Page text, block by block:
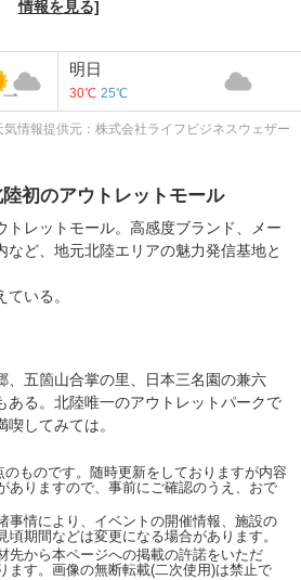
情報を見る]
明日
30℃ 25℃
気情報提供元：株式会社ライフビジネスウェザー
初のアウトレットモール
トレットモール。高感度ブランド、メー
など、地元北陸エリアの魅力発信基地と
いる。
、五箇山合掌の里、日本三名園の兼六
ある。北陸唯一のアウトレットパークで
してみては。
ものです。随時更新をしておりますが内容
ありますので、事前にご確認のうえ、おで
事情により、イベントの開催情報、施設の
頃期間などは変更になる場合があります。
先から本ページへの掲載の許諾をいただ
ます。画像の無断転載(二次使用)は禁止で